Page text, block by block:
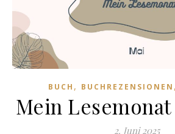
BUCH , BUCHREZENSIONEN ,
Mein Lesemonat
2. Juni 2025